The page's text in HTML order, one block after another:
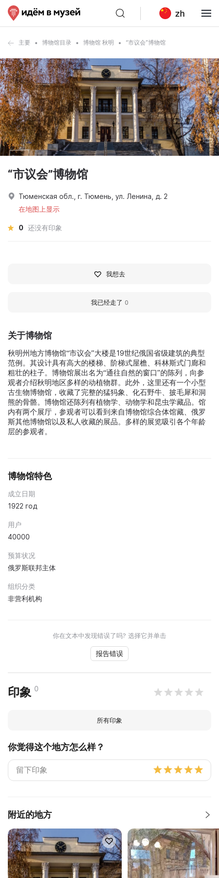
zh
主要 博物馆目录 博物馆 秋明 “市议会”博物馆
关于博物馆
秋明州地方博物馆“市议会”大楼是19世纪俄国省级建筑的典型
范例。其设计具有高大的楼梯、阶梯式屋檐、科林斯式门廊和
粗壮的柱子。博物馆展出名为“通往自然的窗口”的陈列，向参
观者介绍秋明地区多样的动植物群。此外，这里还有一个小型
古生物博物馆，收藏了完整的猛犸象、化石野牛、披毛犀和洞
熊的骨骼。博物馆还陈列有植物学、动物学和昆虫学藏品。馆
内有两个展厅，参观者可以看到来自博物馆综合体馆藏、俄罗
斯其他博物馆以及私人收藏的展品。多样的展览吸引各个年龄
层的参观者。
博物馆特色
成立日期
1922 год
用户
40000
预算状况
俄罗斯联邦主体
组织分类
非营利机构
你在文本中发现错误了吗? 选择它并单击
报告错误
印象 0
所有印象
你觉得这个地方怎么样？
附近的地方
“市议会”博物馆
Тюменская обл., г. Тюмень, ул. Ленина, д. 2
在地图上显示
0 还没有印象
我想去
我已经走了 0